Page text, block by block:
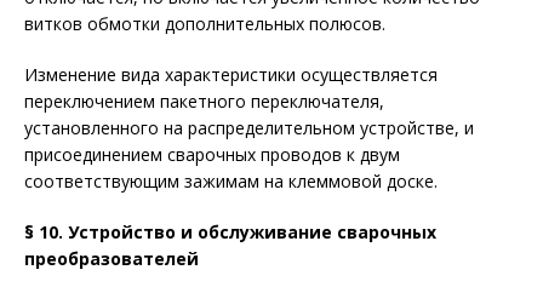
витков обмотки дополнительных полюсов.
Изменение вида характеристики осуществляется
переключением пакетного переключателя,
установленного на распределительном устройстве, и
присоединением сварочных проводов к двум
соответствующим зажимам на клеммовой доске.
§ 10. Устройство и обслуживание сварочных
преобразователей